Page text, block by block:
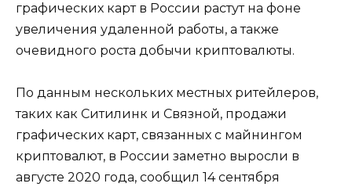
графических карт в России растут на фоне
увеличения удаленной работы, а также
очевидного роста добычи криптовалюты.
По данным нескольких местных ритейлеров,
таких как Ситилинк и Связной, продажи
графических карт, связанных с майнингом
криптовалют, в России заметно выросли в
августе 2020 года, сообщил 14 сентября